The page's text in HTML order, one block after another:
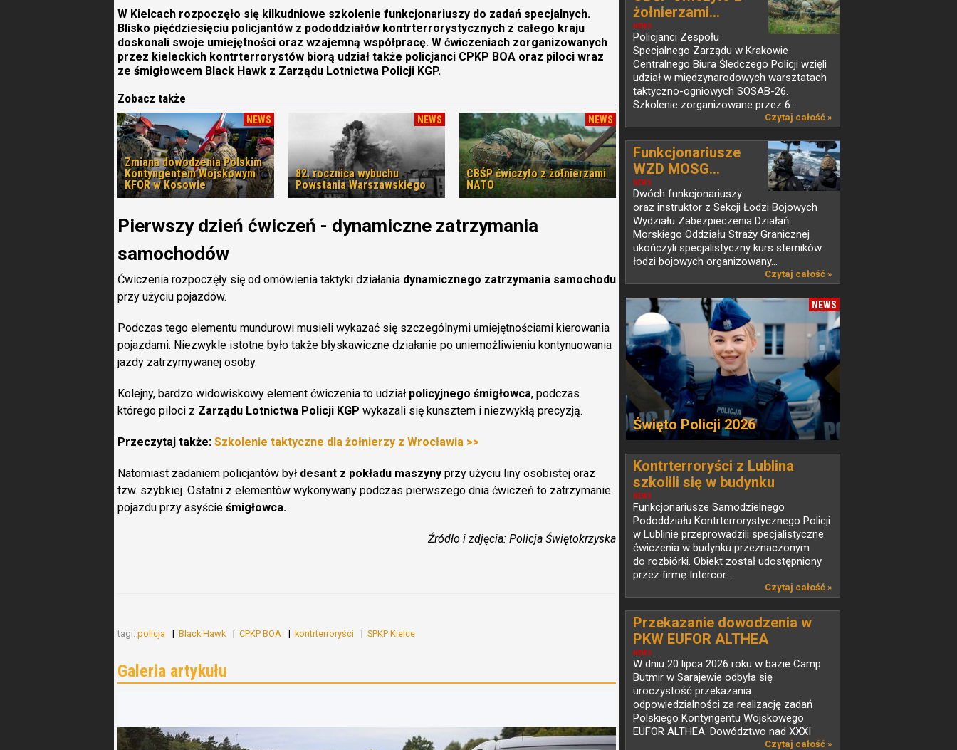
W Kielcach rozpoczęło się kilkudniowe szkolenie funkcjonariuszy do zadań specjalnych.
Blisko pięćdziesięciu policjantów z pododdziałów kontrterrorystycznych z całego kraju
doskonali swoje umiejętności oraz wzajemną współpracę. W ćwiczeniach zorganizowanych
przez kieleckich kontrterrorystów biorą udział także policjanci CPKP BOA oraz piloci wraz
ze śmigłowcem Black Hawk z Zarządu Lotnictwa Policji KGP.
Zobacz także
NEWS
Zmiana dowodzenia Polskim
Kontyngentem Wojskowym
KFOR w Kosowie
NEWS
82. rocznica wybuchu
Powstania Warszawskiego
NEWS
CBŚP ćwiczyło z żołnierzami
NATO
Pierwszy dzień ćwiczeń - dynamiczne zatrzymania
samochodów
Ćwiczenia rozpoczęły się od omówienia taktyki działania dynamicznego zatrzymania samochodu
przy użyciu pojazdów.
Podczas tego elementu mundurowi musieli wykazać się szczególnymi umiejętnościami kierowania
pojazdami. Niezwykle istotne było także błyskawiczne działanie po uniemożliwieniu kontynuowania
jazdy zatrzymywanej osoby.
Kolejny, bardzo widowiskowy element ćwiczenia to udział policyjnego śmigłowca, podczas
którego piloci z Zarządu Lotnictwa Policji KGP wykazali się kunsztem i niezwykłą precyzją.
Przeczytaj także: Szkolenie taktyczne dla żołnierzy z Wrocławia >>
Natomiast zadaniem policjantów był desant z pokładu maszyny przy użyciu liny osobistej oraz
tzw. szybkiej. Ostatni z elementów wykonywany podczas pierwszego dnia ćwiczeń to zatrzymanie
pojazdu przy asyście śmigłowca.
Źródło i zdjęcia: Policja Świętokrzyska
tagi: policja Black Hawk CPKP BOA kontrterroryści SPKP Kielce
NEWS
żołnierzami...
Policjanci Zespołu
Specjalnego Zarządu w Krakowie
Centralnego Biura Śledczego Policji wzięli
udział w międzynarodowych warsztatach
taktyczno-ogniowych SOSAB-26.
Szkolenie zorganizowane przez 6...
Czytaj całość »
NEWS
Funkcjonariusze
WZD MOSG...
Dwóch funkcjonariuszy
oraz instruktor z Sekcji Łodzi Bojowych
Wydziału Zabezpieczenia Działań
Morskiego Oddziału Straży Granicznej
ukończyli specjalistyczny kurs sterników
łodzi bojowych organizowany...
Czytaj całość »
NEWS
Święto Policji 2026
NEWS
Kontrterroryści z Lublina
szkolili się w budynku
przeznaczonym do rozbiórki
Funkcjonariusze Samodzielnego
Pododdziału Kontrterrorystycznego Policji
w Lublinie przeprowadzili specjalistyczne
ćwiczenia w budynku przeznaczonym
do rozbiórki. Obiekt został udostępniony
przez firmę Intercor...
Czytaj całość »
NEWS
Przekazanie dowodzenia w
PKW EUFOR ALTHEA
W dniu 20 lipca 2026 roku w bazie Camp
Butmir w Sarajewie odbyła się
uroczystość przekazania
odpowiedzialności za realizację zadań
Polskiego Kontyngentu Wojskowego
EUFOR ALTHEA. Dowództwo nad XXXI
Czytaj całość »